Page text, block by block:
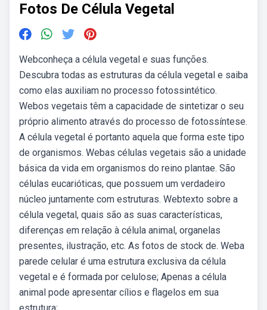
Fotos De Célula Vegetal
Webconheça a célula vegetal e suas funções.
Descubra todas as estruturas da célula vegetal e saiba
como elas auxiliam no processo fotossintético.
Webos vegetais têm a capacidade de sintetizar o seu
próprio alimento através do processo de fotossíntese.
A célula vegetal é portanto aquela que forma este tipo
de organismos. Webas células vegetais são a unidade
básica da vida em organismos do reino plantae. São
células eucarióticas, que possuem um verdadeiro
núcleo juntamente com estruturas. Webtexto sobre a
célula vegetal, quais são as suas características,
diferenças em relação à célula animal, organelas
presentes, ilustração, etc. As fotos de stock de. Weba
parede celular é uma estrutura exclusiva da célula
vegetal e é formada por celulose; Apenas a célula
animal pode apresentar cílios e flagelos em sua